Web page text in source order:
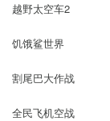
越野太空车2
饥饿鲨世界
割尾巴大作战
全民飞机空战